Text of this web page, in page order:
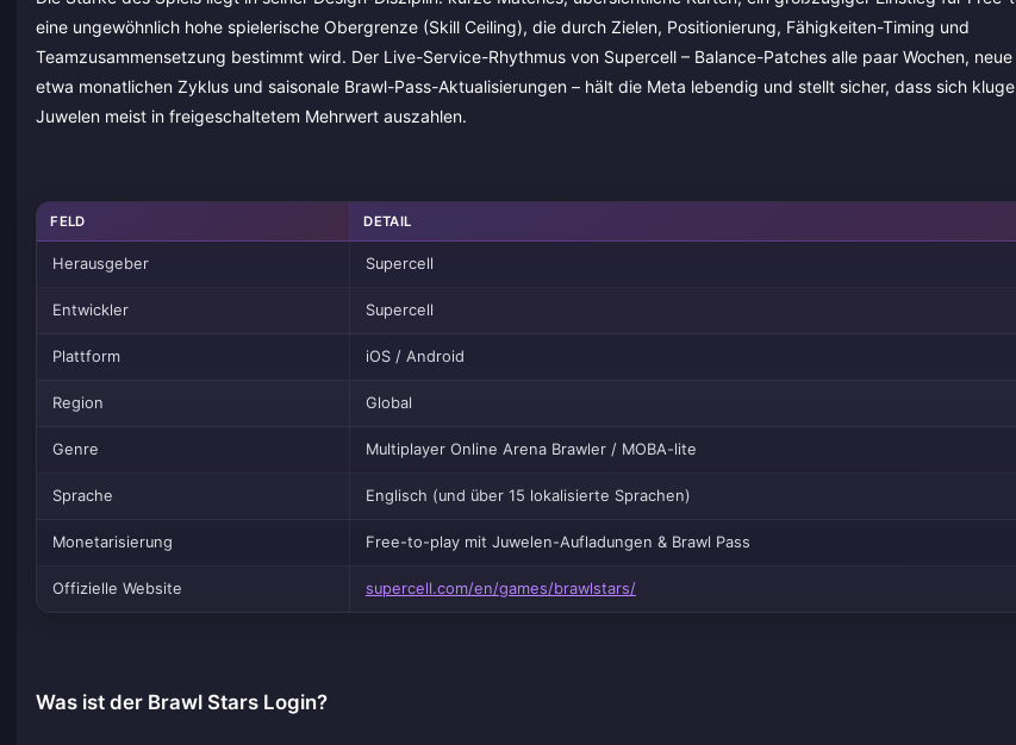
eine ungewöhnlich hohe spielerische Obergrenze (Skill Ceiling), die durch Zielen, Positionierung, Fähigkeiten-Timing und
Teamzusammensetzung bestimmt wird. Der Live-Service-Rhythmus von Supercell – Balance-Patches alle paar Wochen, neue
etwa monatlichen Zyklus und saisonale Brawl-Pass-Aktualisierungen – hält die Meta lebendig und stellt sicher, dass sich
Juwelen meist in freigeschaltetem Mehrwert auszahlen.
FELD DETAIL
Herausgeber Supercell
Entwickler Supercell
Plattform iOS / Android
Region Global
Genre Multiplayer Online Arena Brawler / MOBA-lite
Sprache Englisch (und über 15 lokalisierte Sprachen)
Monetarisierung Free-to-play mit Juwelen-Aufladungen & Brawl Pass
Offizielle Website supercell.com/en/games/brawlstars/
Was ist der Brawl Stars Login?